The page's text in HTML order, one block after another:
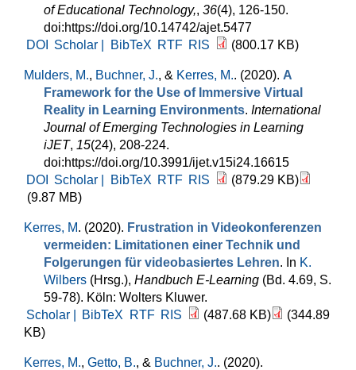
of Educational Technology,, 36(4), 126-150.
doi:https://doi.org/10.14742/ajet.5477
DOI
Scholar | BibTeX RTF RIS (800.17 KB)
Mulders, M., Buchner, J., & Kerres, M.. (2020). A
Framework for the Use of Immersive Virtual
Reality in Learning Environments. International
Journal of Emerging Technologies in Learning
iJET, 15(24), 208-224.
doi:https://doi.org/10.3991/ijet.v15i24.16615
DOI
Scholar | BibTeX RTF RIS
(879.29 KB)
(9.87 MB)
Kerres, M. (2020). Frustration in Videokonferenzen
vermeiden: Limitationen einer Technik und
Folgerungen für videobasiertes Lehren. In K.
Wilbers (Hrsg.), Handbuch E-Learning (Bd. 4.69, S.
59-78). Köln: Wolters Kluwer.
Scholar |
BibTeX RTF RIS (487.68 KB)
(344.89
KB)
Kerres, M., Getto, B., & Buchner, J.. (2020).